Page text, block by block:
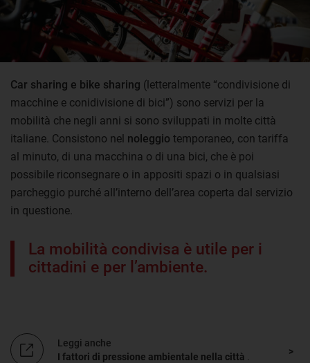
Car sharing e bike sharing (letteralmente “condivisione di
macchine e conidivisione di bici”) sono servizi per la
mobilità che negli anni si sono sviluppati in molte città
italiane. Consistono nel noleggio temporaneo, con tariffa
al minuto, di una macchina o di una bici, che è poi
possibile riconsegnare o in appositi spazi o in qualsiasi
parcheggio purché all’interno dell’area coperta dal servizio
in questione.
La mobilità condivisa è utile per i
cittadini e per l’ambiente.
Leggi anche
I fattori di pressione ambientale nella città